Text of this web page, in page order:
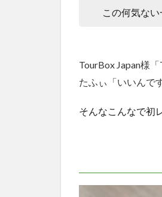
この何気な
TourBox Japan様
たふぃ「いいんで
そんなこんなで初